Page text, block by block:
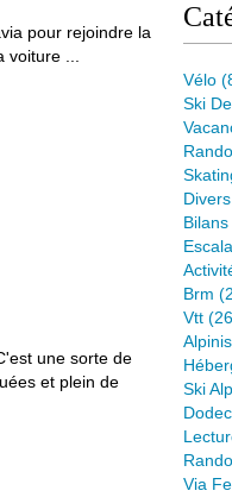
pour rejoindre la
...
une sorte de
et plein de
Vélo
Ski
Divers
Bilans
Brm
Vtt
Ski
Via